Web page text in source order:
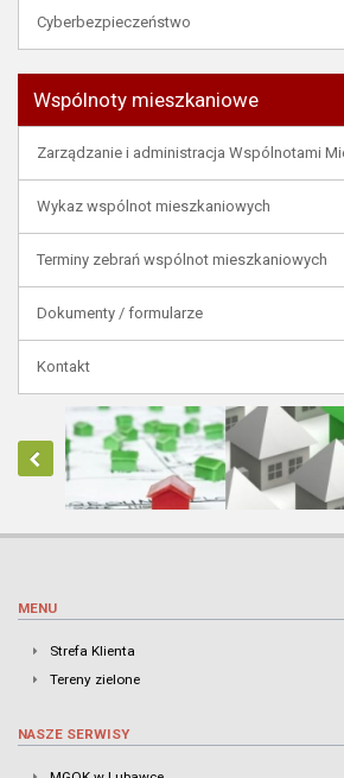
Cyberbezpieczeństwo
Wspólnoty mieszkaniowe
Zarządzanie i administracja Wspólnotami
Wykaz wspólnot mieszkaniowych
Terminy zebrań wspólnot mieszkaniowych
Dokumenty / formularze
Kontakt
MENU
Strefa Klienta
Tereny zielone
NASZE SERWISY